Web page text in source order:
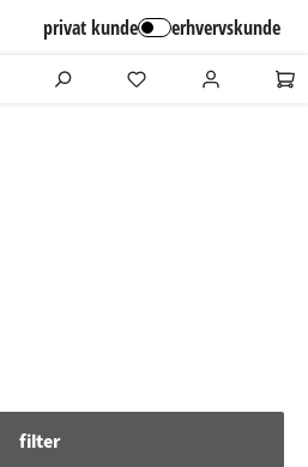
privat kunde erhvervskunde
filter